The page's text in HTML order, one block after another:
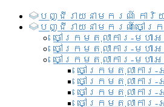
បញ្ជី​រាយ​នាមករណ៍ ការិយ
បញ្ជី​រាយ​នាមករណ៍​ចៅក្រ
ចៅក្រមតុលាការ-មហ
ចៅក្រមតុលាការ-មហ
ចៅក្រមតុលាការ-មហ
ចៅក្រមតុលាកា
ចៅក្រមតុលាការ
ចៅក្រមតុលាការ
ចៅក្រមតុលាការ